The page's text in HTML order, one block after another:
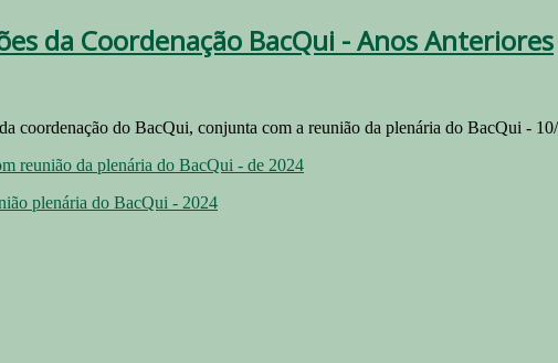
da Coordenação BacQui - Anos Anteriores
coordenação do BacQui, conjunta com a reunião da plenária do BacQui -
reunião da plenária do BacQui - de 2024
plenária do BacQui - 2024